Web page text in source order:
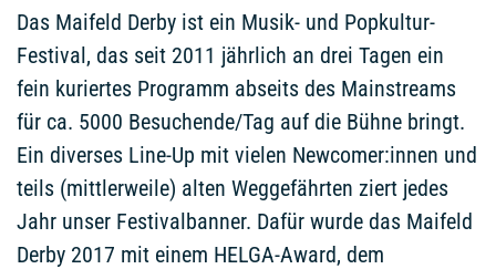
Das Maifeld Derby ist ein Musik- und Popkultur-
Festival, das seit 2011 jährlich an drei Tagen ein
fein kuriertes Programm abseits des Mainstreams
für ca. 5000 Besuchende/Tag auf die Bühne bringt.
Ein diverses Line-Up mit vielen Newcomer:innen und
teils (mittlerweile) alten Weggefährten ziert jedes
Jahr unser Festivalbanner. Dafür wurde das Maifeld
Derby 2017 mit einem HELGA-Award, dem